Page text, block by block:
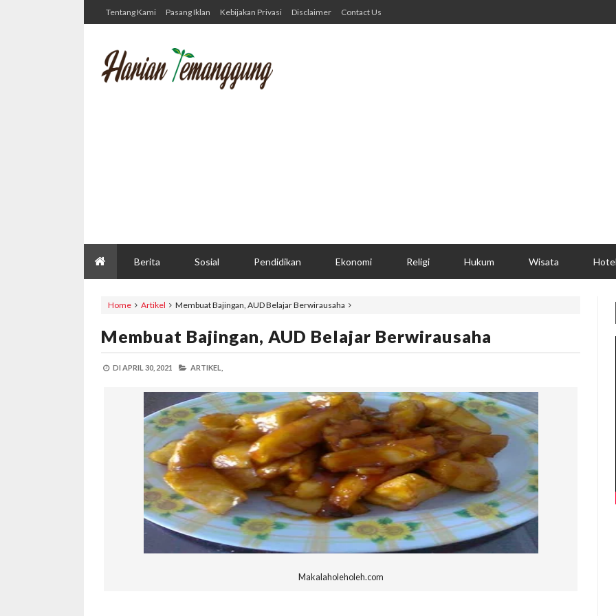
Tentang Kami Pasang Iklan Kebijakan Privasi Disclaimer Contact Us
Berita Sosial Pendidikan Ekonomi Religi Hukum Wisata Hotel
Home Artikel Membuat Bajingan, AUD Belajar Berwirausaha
Membuat Bajingan, AUD Belajar Berwirausaha
DI APRIL 30, 2021 ARTIKEL,
Makalaholeholeh.com